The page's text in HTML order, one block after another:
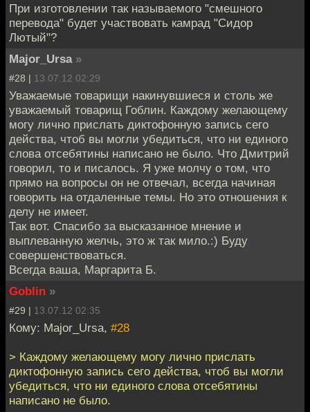
При изготовлении так называемого "смешного
перевода" будет участвовать камрад "Сидор
Лютый"?
Major_Ursa »
#28 | 13.07.12 02:29
Уважаемые товарищи накинувшиеся и столь же
уважаемый товарищ Гоблин. Каждому желающему
могу лично прислать диктофонную запись сего
действа, чтоб вы могли убедиться, что ни единого
слова отсебятины написано не было. Что Дмитрий
говорил, то и писалось. Я уже молчу о том, что
прямо на вопросы он не отвечал, всегда начиная
говорить на отдаленные темы. Но это отношения к
делу не имеет.
Так вот. Спасибо за высказанное мнение и
выплеванную желчь, это ж так мило.:) Буду
совершенствоваться.
Всегда ваша, Маргарита Б.
Goblin »
#29 | 13.07.12 02:35
Кому: Major_Ursa, #28
> Каждому желающему могу лично прислать
диктофонную запись сего действа, чтоб вы могли
убедиться, что ни единого слова отсебятины
написано не было.